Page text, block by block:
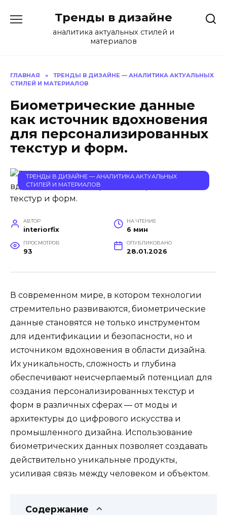
содержанию
Тренды в дизайне
аналитика актуальных стилей и
материалов
ГЛАВНАЯ »
ТРЕНДЫ В ДИЗАЙНЕ — АНАЛИТИКА АКТУАЛЬНЫХ
СТИЛЕЙ И МАТЕРИАЛОВ
Биометрические данные
как источник вдохновения
для персонализированных
текстур и форм.
ТРЕНДЫ В ДИЗАЙНЕ — АНАЛИТИКА АКТУАЛЬНЫХ
СТИЛЕЙ И МАТЕРИАЛОВ
АВТОР
interiorfix
НА ЧТЕНИЕ
6 мин
ПРОСМОТРОВ
93
ОПУБЛИКОВАНО
28.01.2026
В современном мире, в котором технологии
стремительно развиваются, биометрические
данные становятся не только инструментом
для идентификации и безопасности, но и
источником вдохновения в области дизайна.
Их уникальность, сложность и глубина
обеспечивают неисчерпаемый потенциал для
создания персонализированных текстур и
форм в различных сферах — от моды и
архитектуры до цифрового искусства и
промышленного дизайна. Использование
биометрических данных позволяет создавать
действительно уникальные продукты,
усиливая связь между человеком и объектом.
Содержание